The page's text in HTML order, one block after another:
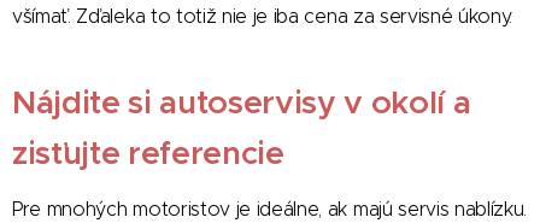
všímať. Zďaleka to totiž nie je iba cena za servisné úkony.
Nájdite si autoservisy v okolí a
zisťujte referencie
Pre mnohých motoristov je ideálne, ak majú servis nablízku.